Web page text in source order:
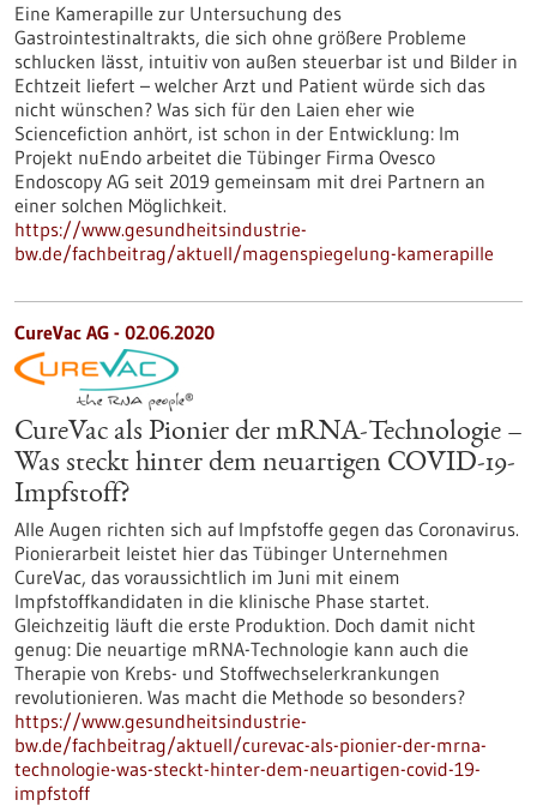
Eine Kamerapille zur Untersuchung des
Gastrointestinaltrakts, die sich ohne größere Probleme
schlucken lässt, intuitiv von außen steuerbar ist und Bilder in
Echtzeit liefert – welcher Arzt und Patient würde sich das
nicht wünschen? Was sich für den Laien eher wie
Sciencefiction anhört, ist schon in der Entwicklung: Im
Projekt nuEndo arbeitet die Tübinger Firma Ovesco
Endoscopy AG seit 2019 gemeinsam mit drei Partnern an
einer solchen Möglichkeit.
https://www.gesundheitsindustrie-
bw.de/fachbeitrag/aktuell/magenspiegelung-kamerapille
CureVac AG - 02.06.2020
CureVac als Pionier der mRNA-Technologie –
Was steckt hinter dem neuartigen COVID-19-
Impfstoff?
Alle Augen richten sich auf Impfstoffe gegen das Coronavirus.
Pionierarbeit leistet hier das Tübinger Unternehmen
CureVac, das voraussichtlich im Juni mit einem
Impfstoffkandidaten in die klinische Phase startet.
Gleichzeitig läuft die erste Produktion. Doch damit nicht
genug: Die neuartige mRNA-Technologie kann auch die
Therapie von Krebs- und Stoffwechselerkrankungen
revolutionieren. Was macht die Methode so besonders?
https://www.gesundheitsindustrie-
bw.de/fachbeitrag/aktuell/curevac-als-pionier-der-mrna-
technologie-was-steckt-hinter-dem-neuartigen-covid-19-
impfstoff